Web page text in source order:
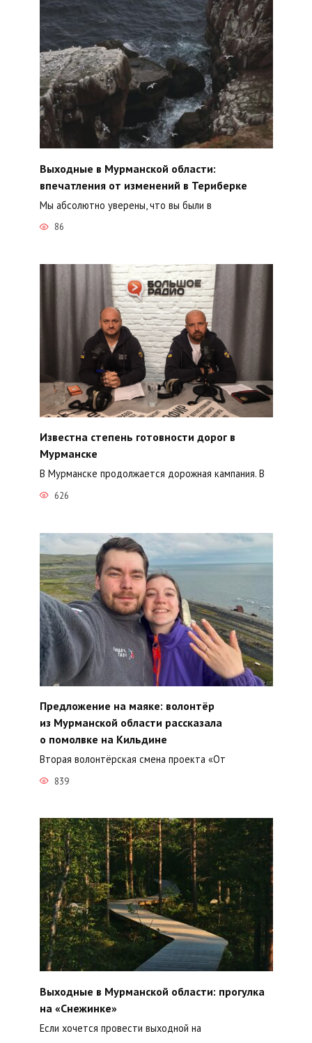
Выходные в Мурманской области:
впечатления от изменений в Териберке
Мы абсолютно уверены, что вы были в
86
Известна степень готовности дорог в
Мурманске
В Мурманске продолжается дорожная кампания. В
626
Предложение на маяке: волонтёр
из Мурманской области рассказала
о помолвке на Кильдине
Вторая волонтёрская смена проекта «От
839
Выходные в Мурманской области: прогулка
на «Снежинке»
Если хочется провести выходной на